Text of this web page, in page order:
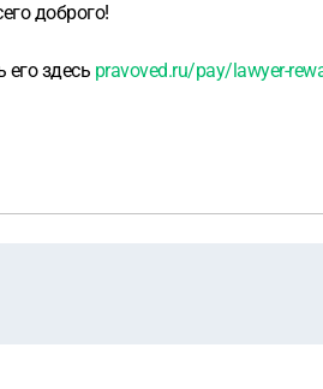
доброго!
здесь pravoved.ru/pay/lawyer-